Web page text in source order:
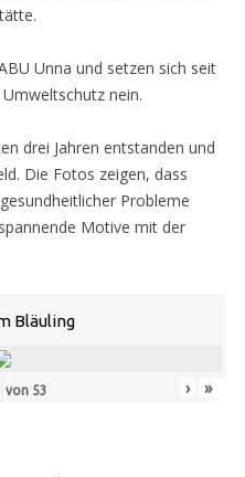
Unna und setzen sich seit
nein.
drei Jahren entstanden und
Die Fotos zeigen, dass
Probleme
Motive mit der
Bläuling
von 53 › »